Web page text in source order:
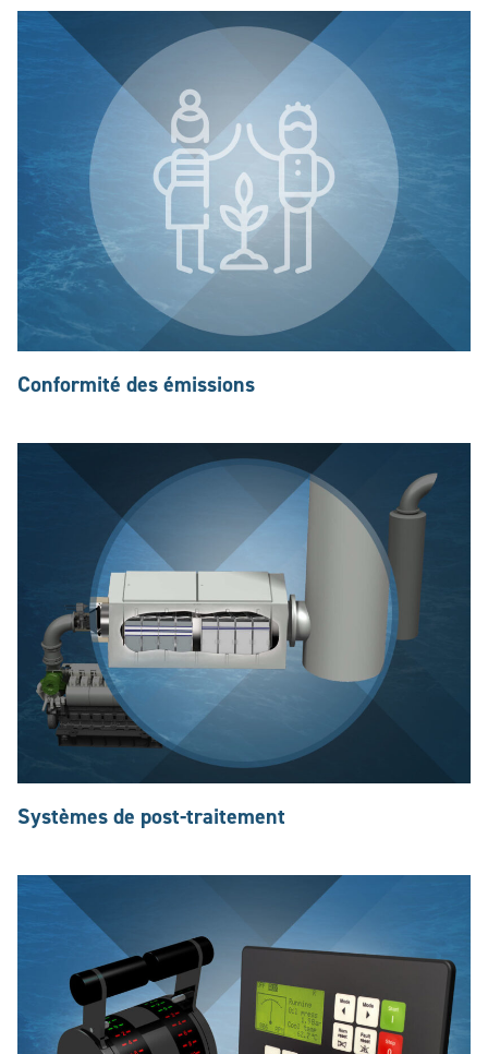
Conformité des émissions
Systèmes de post-traitement